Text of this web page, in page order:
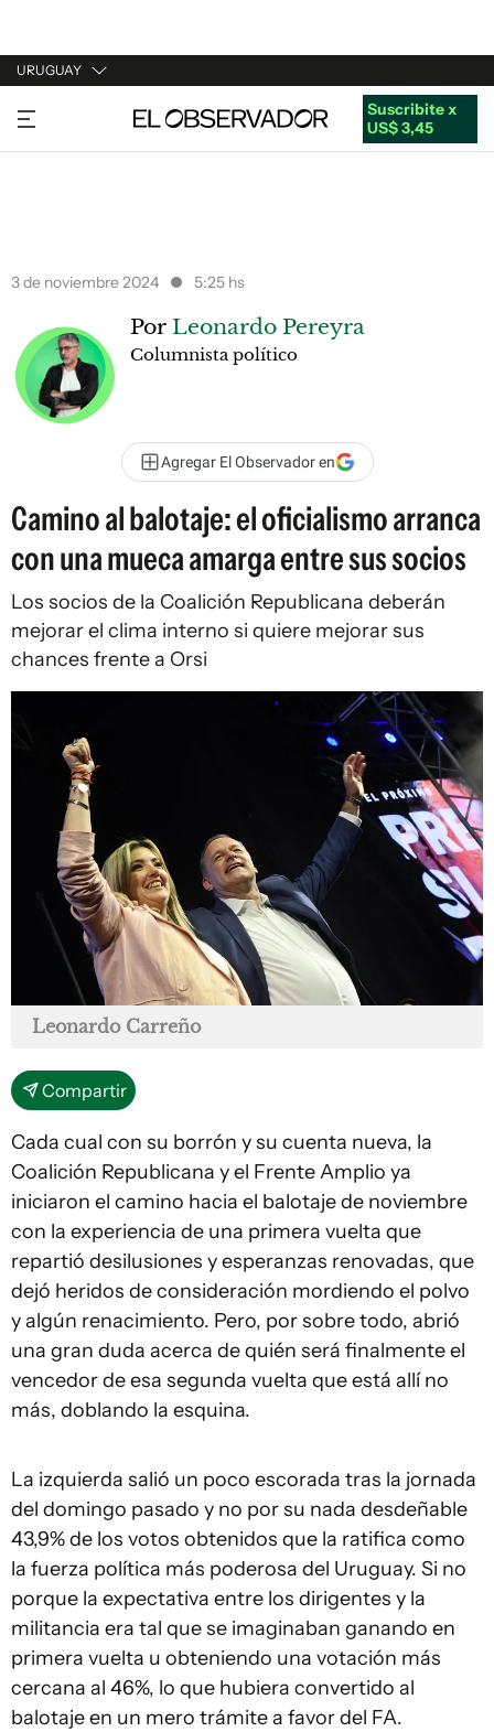
URUGUAY
URUGUAY
ARGENTINA
Suscribite x
US$ 3,45
3 de noviembre 2024 5:25 hs
Por Leonardo Pereyra
Columnista político
Agregar El Observador en
Camino al balotaje: el oficialismo arranca
con una mueca amarga entre sus socios
Los socios de la Coalición Republicana deberán
mejorar el clima interno si quiere mejorar sus
chances frente a Orsi
Leonardo Carreño
Compartir
Cada cual con su borrón y su cuenta nueva, la
Coalición Republicana y el Frente Amplio ya
iniciaron el camino hacia el balotaje de noviembre
con la experiencia de una primera vuelta que
repartió desilusiones y esperanzas renovadas, que
dejó heridos de consideración mordiendo el polvo
y algún renacimiento. Pero, por sobre todo, abrió
una gran duda acerca de quién será finalmente el
vencedor de esa segunda vuelta que está allí no
más, doblando la esquina.
La izquierda salió un poco escorada tras la jornada
del domingo pasado y no por su nada desdeñable
43,9% de los votos obtenidos que la ratifica como
la fuerza política más poderosa del Uruguay. Si no
porque la expectativa entre los dirigentes y la
militancia era tal que se imaginaban ganando en
primera vuelta u obteniendo una votación más
cercana al 46%, lo que hubiera convertido al
balotaje en un mero trámite a favor del FA.